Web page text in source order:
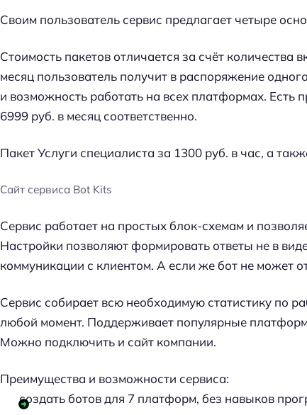
Своим пользователь сервис предлагает четыре
Стоимость пакетов отличается за счёт
месяц пользователь получит в распоряжение
и возможность работать на всех платформах.
6999 руб. в месяц соответственно.
Пакет Услуги специалиста за 1300 руб. в час, а
Сайт сервиса Bot Kits
Сервис работает на простых блок-схемам и
Настройки позволяют формировать ответы не в
коммуникации с клиентом. А если же бот не может
Cервис собирает всю необходимую статистику по
любой момент. Поддерживает популярные
Можно подключить и сайт компании.
Преимущества и возможности сервиса:
создать ботов для 7 платформ, без навыков